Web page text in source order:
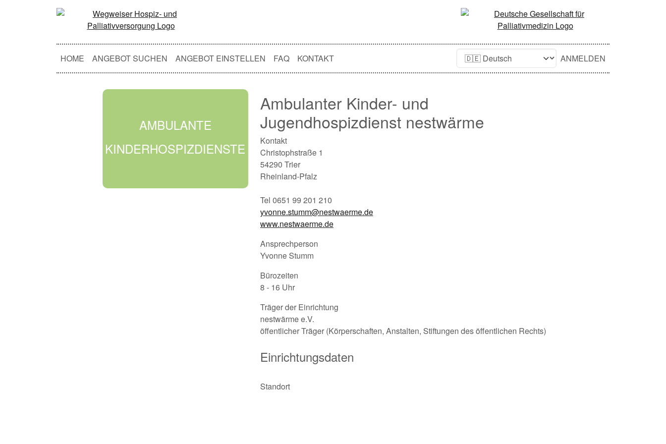
HOME ANGEBOT SUCHEN ANGEBOT EINSTELLEN FAQ KONTAKT ANMELDEN
AMBULANTE
KINDERHOSPIZDIENSTE
Ambulanter Kinder- und
Jugendhospizdienst nestwärme
Kontakt
Christophstraße 1
54290 Trier
Rheinland-Pfalz
Tel 0651 99 201 210
yvonne.stumm@nestwaerme.de
www.nestwaerme.de
Ansprechperson
Yvonne Stumm
Bürozeiten
8 - 16 Uhr
Träger der Einrichtung
nestwärme e.V.
öffentlicher Träger (Körperschaften, Anstalten, Stiftungen des öffentlichen Rechts)
Einrichtungsdaten
Standort